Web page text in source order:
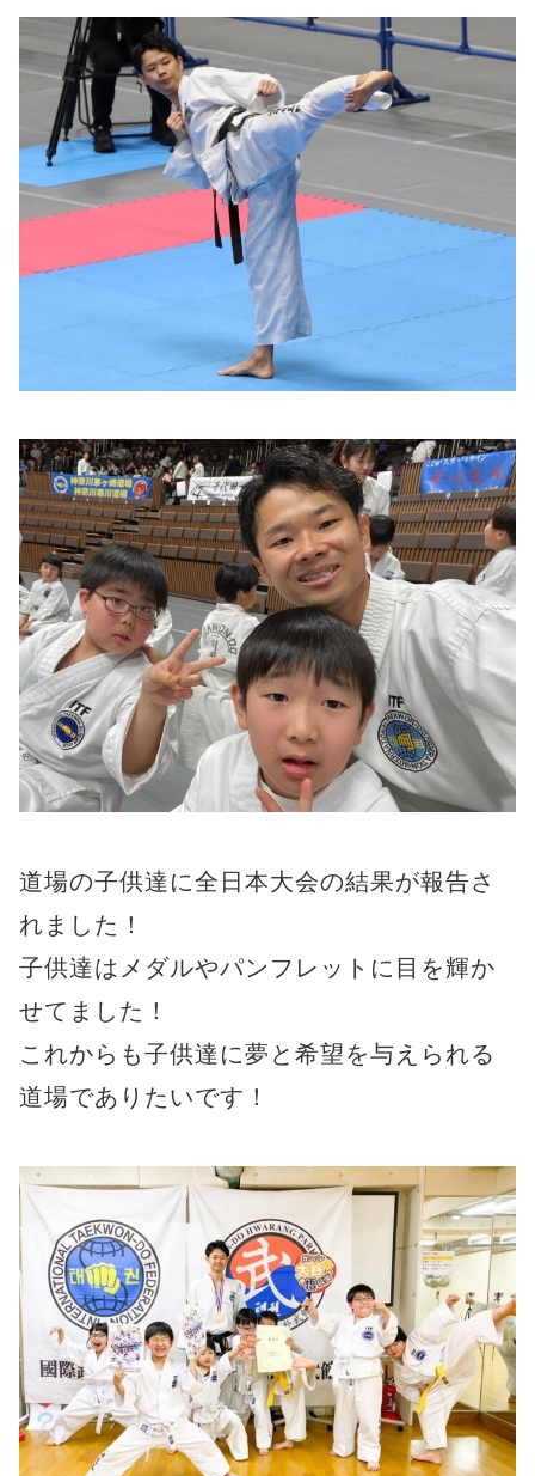
道場の子供達に全日本大会の結果が報告さ
れました！
子供達はメダルやパンフレットに目を輝か
せてました！
これからも子供達に夢と希望を与えられる
道場でありたいです！